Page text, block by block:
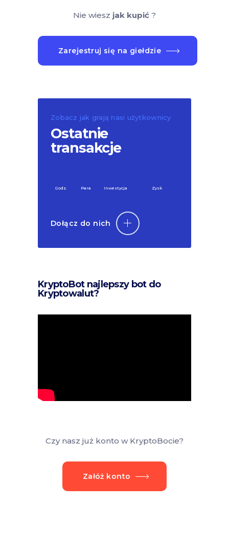
Nie wiesz jak kupić?
Zarejestruj się na giełdzie
Zobacz jak grają nasi użytkownicy
Ostatnie
transakcje
Godz. Para Inwestycja Zysk
Dołącz do nich
KryptoBot najlepszy bot do
Kryptowalut?
Czy nasz już konto w KryptoBocie?
Załóż konto